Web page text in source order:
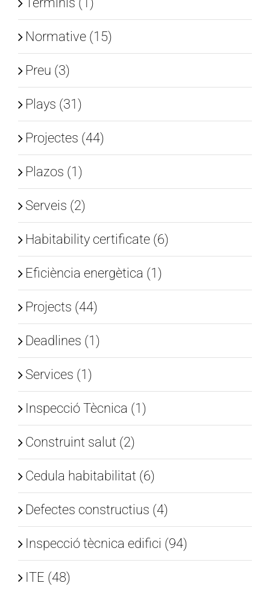
Normative (15)
Preu (3)
Plays (31)
Projectes (44)
Plazos (1)
Serveis (2)
Habitability certificate (6)
Eficiència energètica (1)
Projects (44)
Deadlines (1)
Services (1)
Inspecció Tècnica (1)
Construint salut (2)
Cedula habitabilitat (6)
Defectes constructius (4)
Inspecció tècnica edifici (94)
ITE (48)